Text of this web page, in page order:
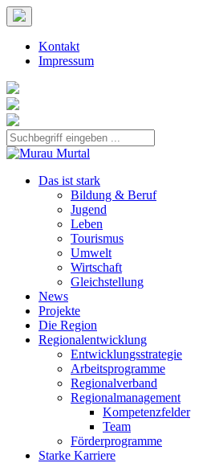
Kontakt
Impressum
Das ist stark
Bildung & Beruf
Jugend
Leben
Tourismus
Umwelt
Wirtschaft
Gleichstellung
News
Projekte
Die Region
Regionalentwicklung
Entwicklungsstrategie
Arbeitsprogramme
Regionalverband
Regionalmanagement
Kompetenzfelder
Team
Förderprogramme
Starke Karriere